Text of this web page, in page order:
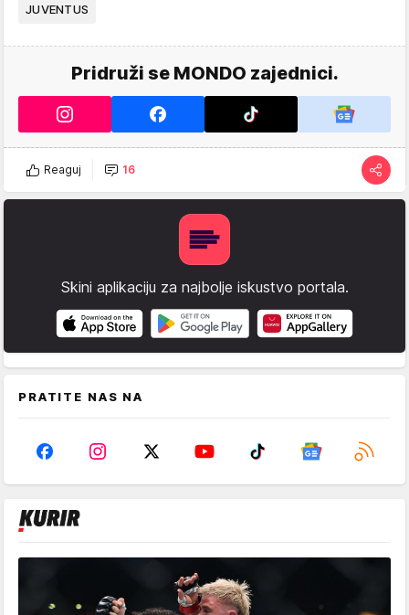
JUVENTUS
Pridruži se MONDO zajednici.
Reaguj 16
Skini aplikaciju za najbolje iskustvo portala.
PRATITE NAS NA